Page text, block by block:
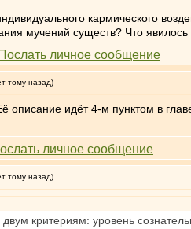
кармического
мучений существ? Что
тому назад)
описание идёт 4-м пунктом в
тому назад)
критериям: уровень